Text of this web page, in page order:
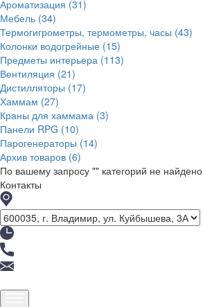
Ароматизация (31)
Мебель (34)
Термогигрометры, термометры, часы (43)
Колонки водогрейные (15)
Предметы интерьера (113)
Вентиляция (21)
Дистилляторы (17)
Хаммам (27)
Краны для хаммама (3)
Панели RPG (10)
Парогенераторы (14)
Архив товаров (6)
По вашему запросу "" категорий не найдено
Контакты